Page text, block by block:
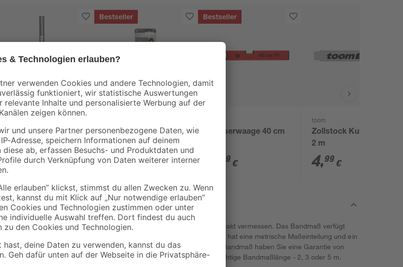
Zimmermannbleistift
HB 17,5 cm
1,99 €
Bestseller
Abbrechklingenmesser
18 mm
7,99€
Bestseller
Wasserwaage 40 cm
59 €
toom
Zollstock Kunststoff
2 m
4,99 €
Mit Hilfe des Bandmaßes lassen sich Stecken exakt vermessen. Das Bandmaß verfügt
über einen Metallhaken und einen Feststeller. Es hat eine metrische Maßeinteilung und ein
Gehäuse aus schlagfestem Kunststoff. Auf das Bandmaß haben Sie eine Garantie von
zehn Jahren. Wählen Sie die für Ihre Projekte richtige Bandmaßlänge - 2, 3 oder 5 m.